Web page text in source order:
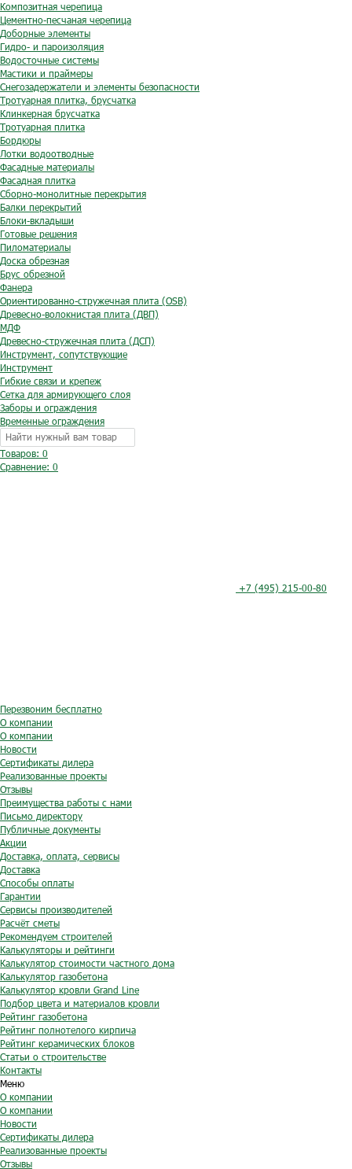
Композитная черепица
Цементно-песчаная черепица
Доборные элементы
Гидро- и пароизоляция
Водосточные системы
Мастики и праймеры
Снегозадержатели и элементы безопасности
Тротуарная плитка, брусчатка
Клинкерная брусчатка
Тротуарная плитка
Бордюры
Лотки водоотводные
Фасадные материалы
Фасадная плитка
Сборно-монолитные перекрытия
Балки перекрытий
Блоки-вкладыши
Готовые решения
Пиломатериалы
Доска обрезная
Брус обрезной
Фанера
Ориентированно-стружечная плита (OSB)
Древесно-волокнистая плита (ДВП)
МДФ
Древесно-стружечная плита (ДСП)
Инструмент, сопутствующие
Инструмент
Гибкие связи и крепеж
Сетка для армирующего слоя
Заборы и ограждения
Временные ограждения
Товаров: 0
Сравнение: 0
+7 (495) 215-00-80
Перезвоним бесплатно
О компании
О компании
Новости
Сертификаты дилера
Реализованные проекты
Отзывы
Преимущества работы с нами
Письмо директору
Публичные документы
Акции
Доставка, оплата, сервисы
Доставка
Способы оплаты
Гарантии
Сервисы производителей
Расчёт сметы
Рекомендуем строителей
Калькуляторы и рейтинги
Калькулятор стоимости частного дома
Калькулятор газобетона
Калькулятор кровли Grand Line
Подбор цвета и материалов кровли
Рейтинг газобетона
Рейтинг полнотелого кирпича
Рейтинг керамических блоков
Статьи о строительстве
Контакты
Меню
О компании
О компании
Новости
Сертификаты дилера
Реализованные проекты
Отзывы